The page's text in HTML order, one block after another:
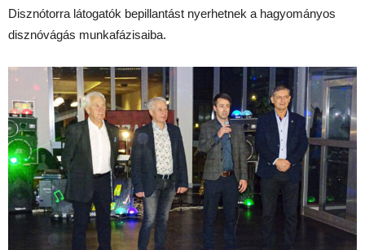
Disznótorra látogatók bepillantást nyerhetnek a hagyományos
disznóvágás munkafázisaiba.